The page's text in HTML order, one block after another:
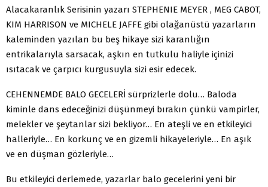
Alacakaranlık Serisinin yazarı STEPHENIE MEYER , MEG CABOT,
KIM HARRISON ve MICHELE JAFFE gibi olağanüstü yazarların
kaleminden yazılan bu beş hikaye sizi karanlığın
entrikalarıyla sarsacak, aşkın en tutkulu haliyle içinizi
ısıtacak ve çarpıcı kurgusuyla sizi esir edecek.
CEHENNEMDE BALO GECELERİ sürprizlerle dolu… Baloda
kiminle dans edeceğinizi düşünmeyi bırakın çünkü vampirler,
melekler ve şeytanlar sizi bekliyor… En ateşli ve en etkileyici
halleriyle… En korkunç ve en gizemli hikayeleriyle… En aşık
ve en düşman gözleriyle…
Bu etkileyici derlemede, yazarlar balo gecelerini yeni bir